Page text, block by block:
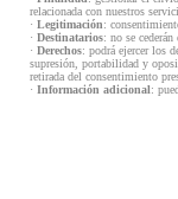
relacionada con nuestros
· Legitimación:
· Destinatarios: no se cederán
· Derechos: podrá ejercer los
supresión, portabilidad y
retirada del consentimiento
· Información adicional: